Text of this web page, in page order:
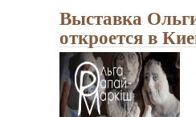
Выставка
откроется в